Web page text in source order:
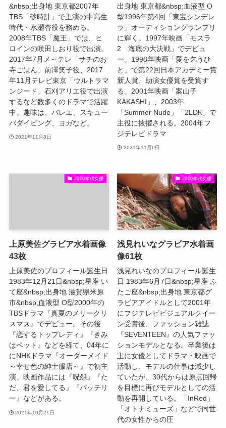
&nbsp;出身地 東京都2007年
TBS「砂時計」で主演の中高生
時代・水瀬杏役を務める。
2008年TBS「魔王」では、ヒ
ロインの咲田しおり役で出演。
2017年7月メ～テレ「サチのお
寺ごはん」前澤笑子役、2017
年11月テレビ東京「ウルトラマ
ンジード」石刈アリエ役で出演
するなど数多くのドラマで活躍
中。趣味は、バレエ、スキュー
バダイビング、ヨガなど。
2021年11月8日
出身地 東京都&nbsp;血液型 O
型1996年第4回「東宝シンデレ
ラ」オーディショングランプリ
に輝く。1997年映画「モスラ
2 海底の大決戦」でデビュ
ー。1998年映画「愛を乞うひ
と」で第22回日本アカデミー賞
新人賞、助演女優賞を受賞す
る。2001年映画「案山子
KAKASHI」、2003年
「Summer Nude」「2LDK」で
主役に抜擢される。2004年フ
ジテレビドラマ
2021年11月6日
2000年代女優
上原美佐グラビア水着画像
43枚
上原美佐のプロフィール誕生日
1983年12月21日&nbsp;星座 い
て座&nbsp;出身地 滋賀県米原
市&nbsp;血液型 O型2000年の
TBSドラマ『真夏のメリークリ
スマス』でデビュー。その後
『恋するトップレディ』『きみ
はペット』などを経て、04年に
にNHKドラマ『オーダーメイド
～幸せ色の紳士服店～』で初主
演。映画作品には『呪怨』『た
だ、君を愛してる』『バッテリ
ー』などがある。
2021年10月21日
2000年代女優
浅見れいなグラビア水着画
像61枚
浅見れいなのプロフィール誕生
日 1983年6月7日&nbsp;星座 ふ
たご座&nbsp;出身地 東京都グ
ラビアアイドルとして2001年
にフジテレビビジュアルクイー
ン受賞後、ファッション雑誌
『SEVENTEEN』の人気ファッ
ションモデルとなる。卒業後は
主に女優としてドラマ・映画で
活動し、モデルの仕事は減少し
ていたが、30代からは原点回帰
を目標に再びモデルとしての活
動を再開している。「InRed」
「オトナミューズ」などで同世
代の女性からの圧